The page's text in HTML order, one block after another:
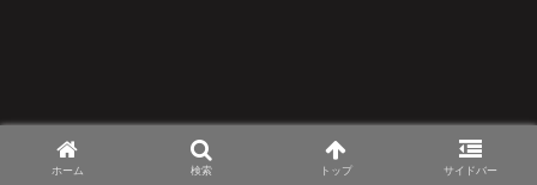
ホーム 検索 トップ サイドバー